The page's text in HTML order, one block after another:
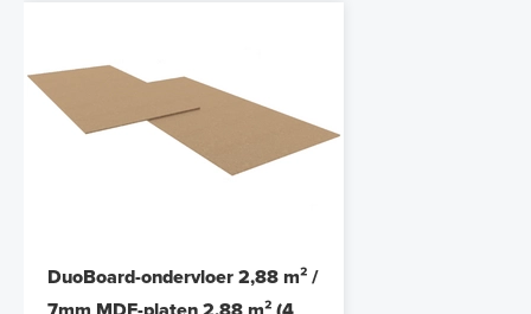
DuoBoard-ondervloer 2,88 m² /